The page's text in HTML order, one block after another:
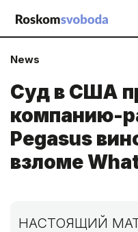
News
Суд в США
компанию-
Pegasus
взломе
НАСТОЯЩИЙ